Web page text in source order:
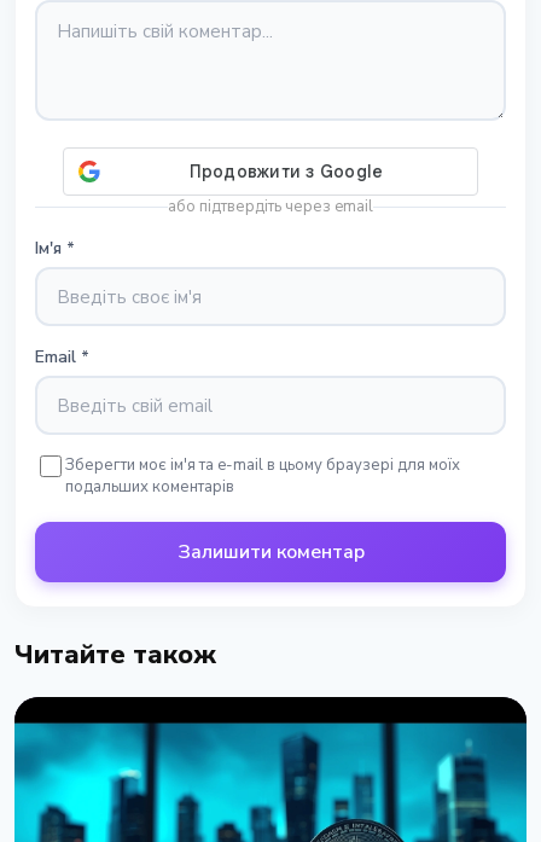
або підтвердіть через email
Ім'я *
Email *
Зберегти моє ім'я та e-mail в цьому браузері для моїх
подальших коментарів
Залишити коментар
Читайте також